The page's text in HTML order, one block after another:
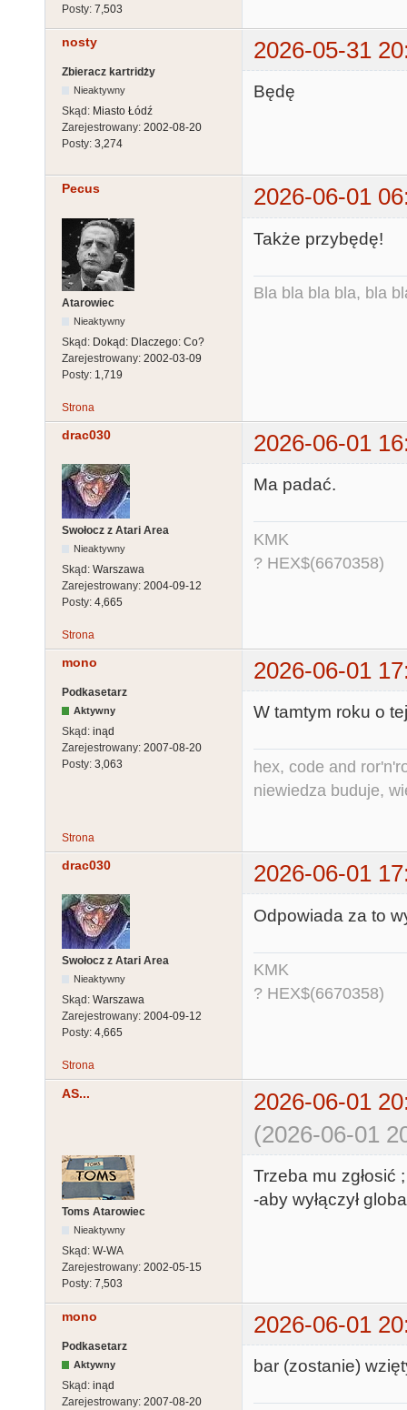
Posty: 7,503
nosty 2026-05-31
Zbieracz kartridży
Nieaktywny
Skąd: Miasto Łódź
Zarejestrowany: 2002-08-20
Posty: 3,274
Będę
Pecus 2026-06-01
Atarowiec
Nieaktywny
Skąd: Dokąd: Dlaczego: Co?
Zarejestrowany: 2002-03-09
Posty: 1,719
Także przybędę!
Bla bla bla bla, bla
Strona
drac030 2026-06-01
Swołocz z Atari Area
Nieaktywny
Skąd: Warszawa
Zarejestrowany: 2004-09-12
Posty: 4,665
Ma padać.
KMK
? HEX$(6670358)
Strona
mono 2026-06-01
Podkasetarz
Aktywny
Skąd: inąd
Zarejestrowany: 2007-08-20
Posty: 3,063
W tamtym roku o
hex, code and
niewiedza buduje,
Strona
drac030 2026-06-01
Swołocz z Atari Area
Nieaktywny
Skąd: Warszawa
Zarejestrowany: 2004-09-12
Posty: 4,665
Odpowiada za to
KMK
? HEX$(6670358)
Strona
AS...
2026-06-01
(2026-06-01
Toms Atarowiec
Nieaktywny
Skąd: W-WA
Zarejestrowany: 2002-05-15
Posty: 7,503
Trzeba mu zgłosić ;
-aby wyłączył
mono 2026-06-01
Podkasetarz
Aktywny
Skąd: inąd
Zarejestrowany: 2007-08-20
bar (zostanie)